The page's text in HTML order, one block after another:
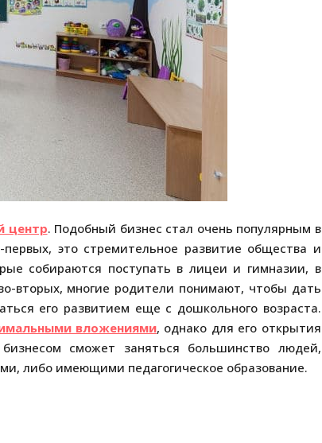
центр. Подобный бизнес стал очень популярным в
это стремительное развитие общества и
собираются поступать в лицеи и гимназии, в
вторых, многие родители понимают, чтобы дать
его развитием еще с дошкольного возраста.
вложениями, однако для его открытия
сможет заняться большинство людей,
либо имеющими педагогическое образование.